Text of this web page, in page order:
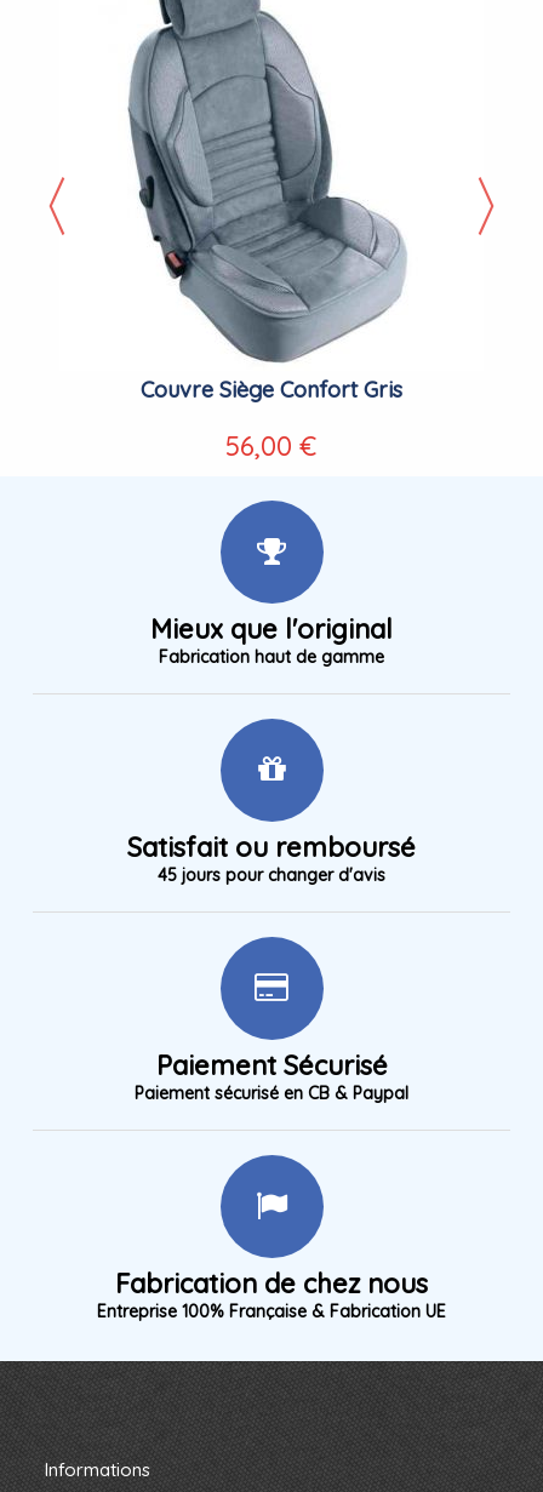
Couvre Siège Confort Gris
56,00 €
Mieux que l'original
Fabrication haut de gamme
Satisfait ou remboursé
45 jours pour changer d'avis
Paiement Sécurisé
Paiement sécurisé en CB & Paypal
Fabrication de chez nous
Entreprise 100% Française & Fabrication UE
Informations